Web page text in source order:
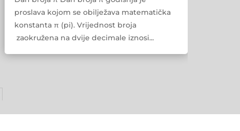
proslava kojom se obilježava matematička
konstanta π (pi). Vrijednost broja
zaokružena na dvije decimale iznosi...